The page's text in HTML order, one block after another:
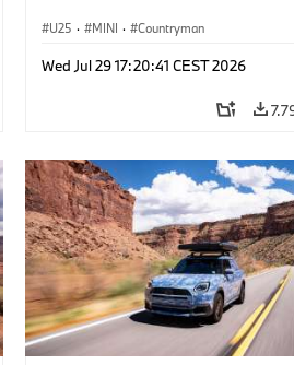
U25 · MINI · Countryman
Wed Jul 29 17:20:41 CEST 2026